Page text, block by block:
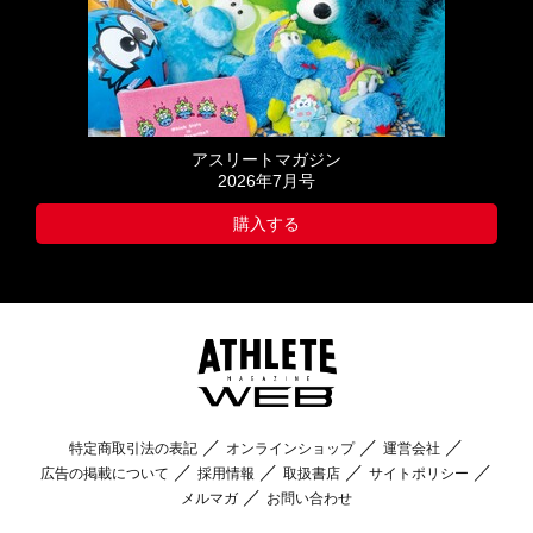
アスリートマガジン
2026年7月号
購入する
特定商取引法の表記 オンラインショップ
運営会社
広告の掲載について
採用情報 取扱書店
サイトポリシー
メルマガ
お問い合わせ